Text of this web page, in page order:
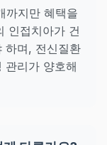
까지만 혜택을
인접치아가 건
하며, 전신질환
관리가 양호해